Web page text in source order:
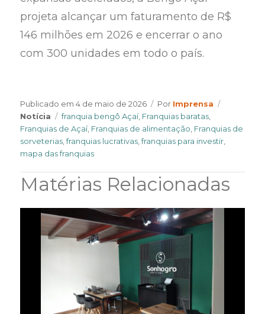
projeta alcançar um faturamento de R$
146 milhões em 2026 e encerrar o ano
com 300 unidades em todo o país.
Publicado em4 de maio de 2026 Por Author
Imprensa
Notícia
Tags
franquia bengô Açaí, Franquias baratas,
Franquias de Açaí, Franquias de alimentação, Franquias de
sorveterias,franquias lucrativas,franquias para investir,
mapa das franquias
Matérias Relacionadas